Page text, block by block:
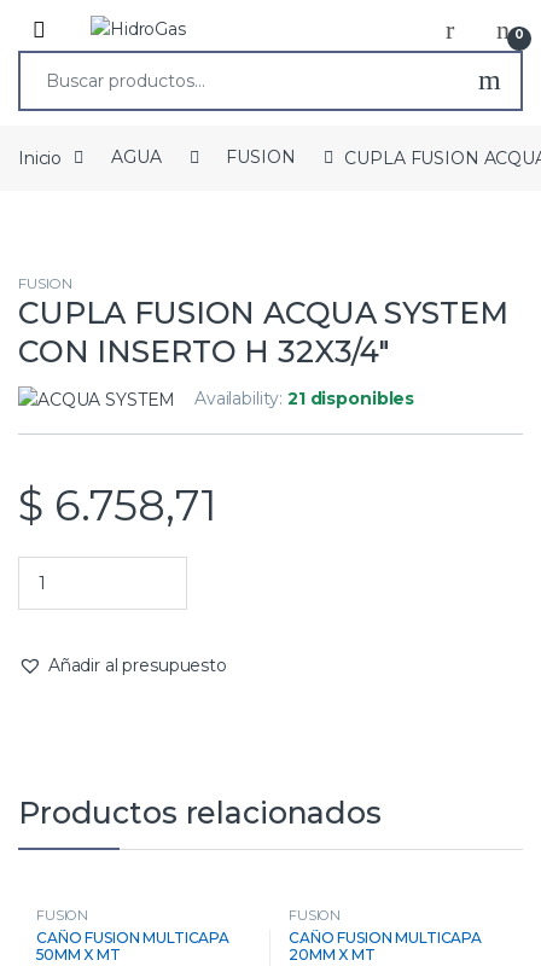
0
Inicio AGUA FUSION CUPLA FUSION
FUSION
CUPLA FUSION ACQUA SYSTEM
CON INSERTO H 32X3/4″
Availability:21 disponibles
$ 6.758,71
Añadir al presupuesto
Productos relacionados
FUSION
CAÑO FUSION MULTICAPA
50MM X MT
FUSION
CAÑO FUSION MULTICAPA
20MM X MT